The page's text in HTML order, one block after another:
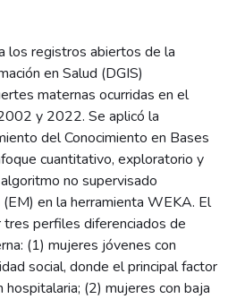
los registros abiertos de la
en Salud (DGIS)
maternas ocurridas en el
y 2022. Se aplicó la
del Conocimiento en Bases
cuantitativo, exploratorio y
no supervisado
en la herramienta WEKA. El
perfiles diferenciados de
(1) mujeres jóvenes con
social, donde el principal factor
(2) mujeres con baja